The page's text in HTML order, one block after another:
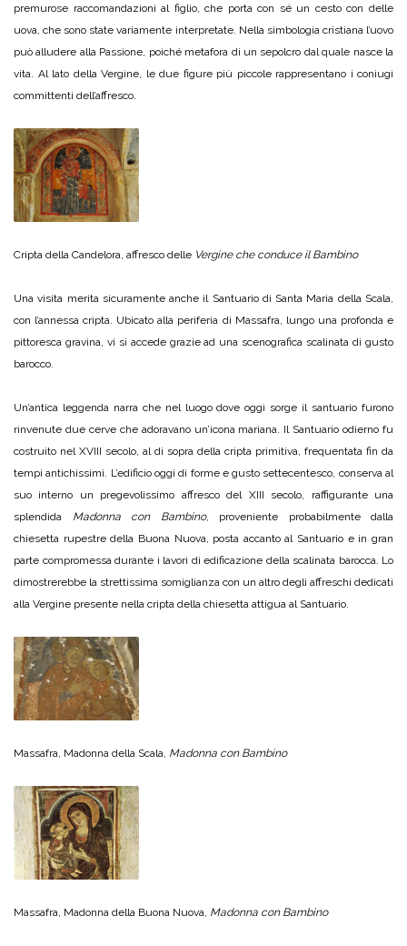
premurose raccomandazioni al figlio, che porta con sé un cesto con delle
uova, che sono state variamente interpretate. Nella simbologia cristiana l’uovo
può alludere alla Passione, poiché metafora di un sepolcro dal quale nasce la
vita. Al lato della Vergine, le due figure più piccole rappresentano i coniugi
committenti dell’affresco.
Cripta della Candelora, affresco delle Vergine che conduce il Bambino
Una visita merita sicuramente anche il Santuario di Santa Maria della Scala,
con l’annessa cripta. Ubicato alla periferia di Massafra, lungo una profonda e
pittoresca gravina, vi si accede grazie ad una scenografica scalinata di gusto
barocco.
Un’antica leggenda narra che nel luogo dove oggi sorge il santuario furono
rinvenute due cerve che adoravano un’icona mariana. Il Santuario odierno fu
costruito nel XVIII secolo, al di sopra della cripta primitiva, frequentata fin da
tempi antichissimi. L’edificio oggi di forme e gusto settecentesco, conserva al
suo interno un pregevolissimo affresco del XIII secolo, raffigurante una
splendida
Madonna con Bambino, proveniente probabilmente dalla
chiesetta rupestre della Buona Nuova, posta accanto al Santuario e in gran
parte compromessa durante i lavori di edificazione della scalinata barocca. Lo
dimostrerebbe la strettissima somiglianza con un altro degli affreschi dedicati
alla Vergine presente nella cripta della chiesetta attigua al Santuario.
Massafra, Madonna della Scala, Madonna con Bambino
Massafra, Madonna della Buona Nuova, Madonna con Bambino